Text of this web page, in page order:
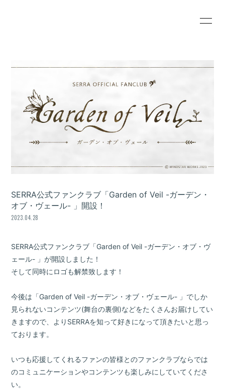
SCHEDULE
PROFILE
VIDEO
BLOG
MOVIE
RADIO
PHOTO
会員登録 ログイン
SERRA公式ファンクラブ「Garden of Veil -ガーデン・
オブ・ヴェール- 」開設！
2023.04.28
SERRA公式ファンクラブ「Garden of Veil -ガーデン・オブ・ヴ
ェール- 」が開設しました！
そして同時にロゴも解禁致します！
今後は「Garden of Veil -ガーデン・オブ・ヴェール- 」でしか
見られないコンテンツ(舞台の裏側)などをたくさんお届けしてい
きますので、よりSERRAを知って好きになって頂きたいと思っ
ております。
いつも応援してくれるファンの皆様とのファンクラブならでは
のコミュニケーションやコンテンツも楽しみにしていてくださ
い。